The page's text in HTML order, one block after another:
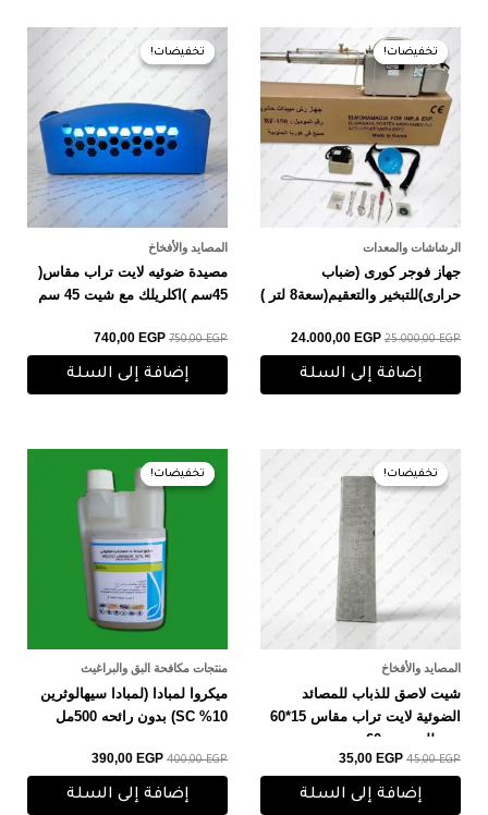
تخفيضات!
تخفيضات!
الرشاشات والمعدات
جهاز فوجر كورى (ضباب
حرارى)للتبخير والتعقيم(سعة8 لتر )
25.000,00EGP
السعر
الأصلي
هو:
25.000,00 EGP.
24.000,00 EGP
السعر
هو:
24.000,00 EGP.
إضافة إلى السلة
تخفيضات!
تخفيضات!
المصايد والأفخاخ
مصيدة ضوئيه لايت تراب مقاس(
45سم )اكلريلك مع شيت 45 سم
750,00EGP
السعر
الأصلي
هو:
750,00 EGP.
740,00 EGP
السعر
740,00 EGP.
إضافة إلى السلة
تخفيضات!
تخفيضات!
المصايد والأفخاخ
شيت لاصق للذباب للمصائد
الضوئية لايت تراب مقاس 15*60
سم للمصيده 60 سم
45,00EGP
السعر
الأصلي
هو:
35,00 EGP
السعر
الحالي
إضافة إلى السلة
تخفيضات!
تخفيضات!
منتجات مكافحة البق والبراغيث
ميكروا لمبادا (لمبادا سيهالوثرين
10% SC) بدون رائحه 500مل
400,00EGP
السعر
الأصلي
هو:
390,00 EGP
السعر
الحالي
390,00 EGP.
إضافة إلى السلة